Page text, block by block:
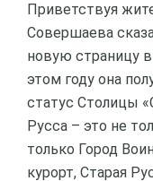
Приветствуя
Совершаева
новую страницу
этом году она
статус Столицы
Русса – это не
только Город
курорт, Старая